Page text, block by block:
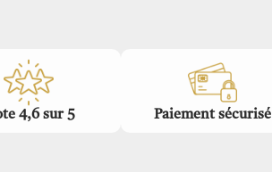
4,6 sur 5 Paiement sécurisé